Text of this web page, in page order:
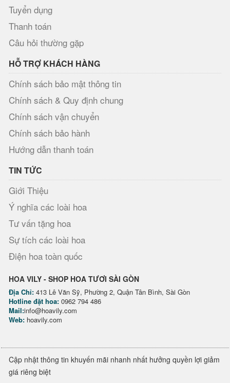
Tuyển dụng
Thanh toán
Câu hỏi thường gặp
HỖ TRỢ KHÁCH HÀNG
Chính sách bảo mật thông tin
Chính sách & Quy định chung
Chính sách vận chuyển
Chính sách bảo hành
Hướng dẫn thanh toán
TIN TỨC
Giới Thiệu
Ý nghĩa các loài hoa
Tư vấn tặng hoa
Sự tích các loài hoa
Điện hoa toàn quốc
HOA VILY - SHOP HOA TƯƠI SÀI GÒN
Địa Chỉ: 413 Lê Văn Sỹ, Phường 2, Quận Tân Bình, Sài Gòn
Hotline đặt hoa: 0962 794 486
Mail:info@hoavily.com
Web: hoavily.com
Cập nhật thông tin khuyến mãi nhanh nhất hưởng quyền lợi giảm
giá riêng biệt